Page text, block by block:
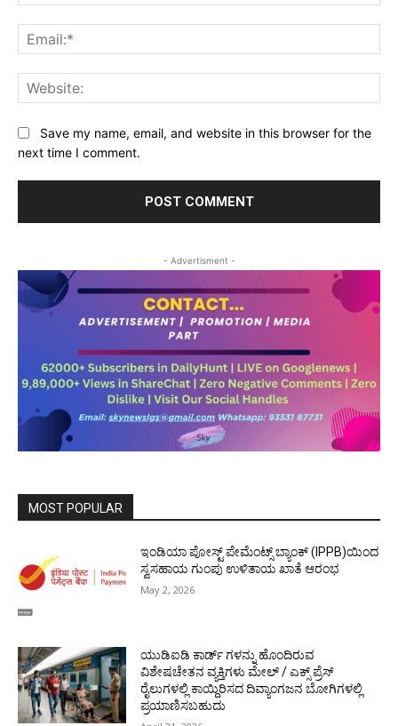
Save my name, email, and website in this browser for the
next time I comment.
- Advertisment -
MOST POPULAR
ಇಂಡಿಯಾ ಪೋಸ್ಟ್ ಪೇಮೆಂಟ್ಸ್ ಬ್ಯಾಂಕ್ (IPPB)ಯಿಂದ
ಸ್ವಸಹಾಯ ಗುಂಪು ಉಳಿತಾಯ ಖಾತೆ ಆರಂಭ
May 2, 2026
ಯುಡಿಐಡಿ ಕಾರ್ಡ್ ಗಳನ್ನು ಹೊಂದಿರುವ
ವಿಶೇಷಚೇತನ ವ್ಯಕ್ತಿಗಳು ಮೇಲ್ / ಎಕ್ಸ್ ಪ್ರೆಸ್
ರೈಲುಗಳಲ್ಲಿ ಕಾಯ್ದಿರಿಸದ ದಿವ್ಯಾಂಗಜನ ಬೋಗಿಗಳಲ್ಲಿ
ಪ್ರಯಾಣಿಸಬಹುದು